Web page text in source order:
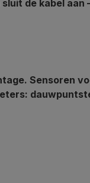
de kabel
Sensoren